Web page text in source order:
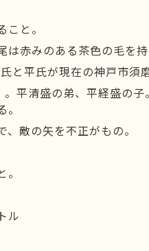
と。
赤みのある茶色の毛を持
平氏が現在の神戸市須
平清盛の弟、平経盛の子
敵の矢を不正がもの。
ル